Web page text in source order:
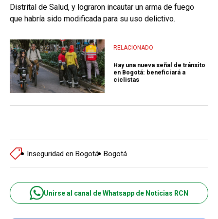
Distrital de Salud, y lograron incautar un arma de fuego
que habría sido modificada para su uso delictivo.
RELACIONADO
Hay una nueva señal de tránsito
en Bogotá: beneficiará a
ciclistas
Inseguridad en Bogotá Bogotá
Unirse al canal de Whatsapp de Noticias RCN